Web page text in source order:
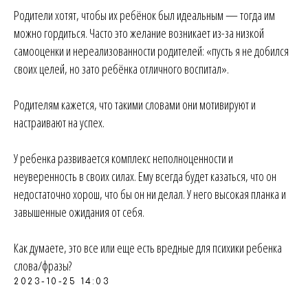
Родители хотят, чтобы их ребёнок был идеальным — тогда им
можно гордиться. Часто это желание возникает из-за низкой
самооценки и нереализованности родителей: «пусть я не добился
своих целей, но зато ребёнка отличного воспитал».
Родителям кажется, что такими словами они мотивируют и
настраивают на успех.
У ребенка развивается комплекс неполноценности и
неуверенность в своих силах. Ему всегда будет казаться, что он
недостаточно хорош, что бы он ни делал. У него высокая планка и
завышенные ожидания от себя.
Как думаете, это все или еще есть вредные для психики ребенка
слова/фразы?
2023-10-25 14:03